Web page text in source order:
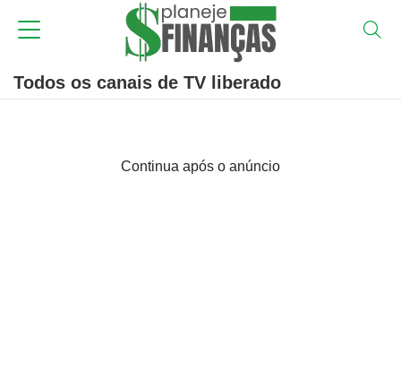
Todos os canais de TV liberado
Continua após o anúncio